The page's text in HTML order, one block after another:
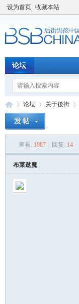
设为首页 收藏本站
论坛
论坛
›
关于後街
›
查看: 1987 回复: 14
布莱逖魔